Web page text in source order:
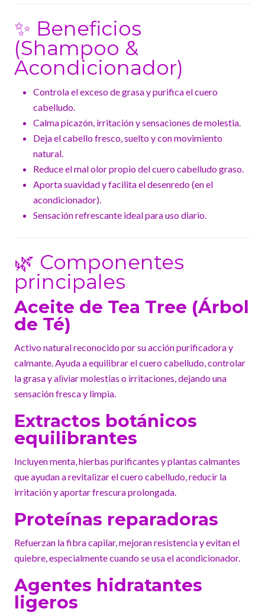
✨ Beneficios
(Shampoo &
Acondicionador)
Controla el exceso de grasa y purifica el cuero
cabelludo.
Calma picazón, irritación y sensaciones de molestia.
Deja el cabello fresco, suelto y con movimiento
natural.
Reduce el mal olor propio del cuero cabelludo graso.
Aporta suavidad y facilita el desenredo (en el
acondicionador).
Sensación refrescante ideal para uso diario.
🌿 Componentes
principales
Aceite de Tea Tree (Árbol
de Té)
Activo natural reconocido por su acción purificadora y
calmante. Ayuda a equilibrar el cuero cabelludo, controlar
la grasa y aliviar molestias o irritaciones, dejando una
sensación fresca y limpia.
Extractos botánicos
equilibrantes
Incluyen menta, hierbas purificantes y plantas calmantes
que ayudan a revitalizar el cuero cabelludo, reducir la
irritación y aportar frescura prolongada.
Proteínas reparadoras
Refuerzan la fibra capilar, mejoran resistencia y evitan el
quiebre, especialmente cuando se usa el acondicionador.
Agentes hidratantes
ligeros